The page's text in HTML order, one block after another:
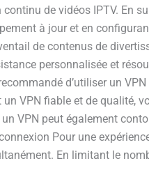
de vidéos IPTV. En
à jour et en
de contenus de
personnalisée et
d’utiliser un
VPN fiable et de qualité,
VPN peut également
Pour une
En limitant le